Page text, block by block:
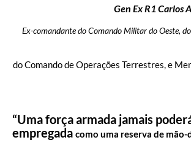
Gen Ex R1 Carlos
Ex-comandante do Comando Militar do Oeste,
do Comando de Operações Terrestres, e
“Uma força armada jamais
empregada como uma reserva de mão-